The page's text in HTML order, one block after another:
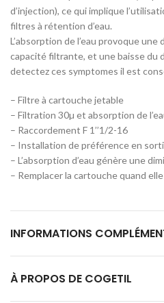
d’injection), ce qui implique
filtres à rétention d’eau.
L’absorption de l’eau provoque
capacité filtrante, et une baisse du
detectez ces symptomes il est
– Filtre à cartouche jetable
– Filtration 30µ et absorption de
– Raccordement F 1’’1/2-16
– Installation de préférence en
– L’absorption d’eau génère une
– Remplacer la cartouche quand
INFORMATIONS
À PROPOS DE COGETIL